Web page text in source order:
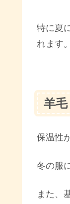
特に夏
れます。
羊毛
保温性
冬の服
また、